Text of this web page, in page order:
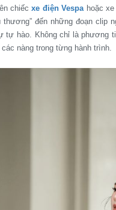
chiếcxe điện Vespa hoặc
đến những đoạn clip
tự hào. Không chỉ là phương
nàng trong từng hành trình.